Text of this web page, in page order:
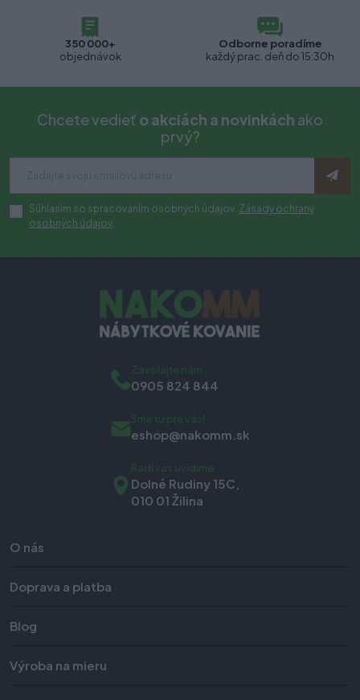
350 000+
objednávok
Odborne poradíme
každý prac. deň do 15:30h
Chcete vedieť o akciách a novinkách ako
prvý?
Súhlasím so spracovaním osobných údajov. Zásady ochrany
osobných údajov.
O nás
Doprava a platba
Blog
Výroba na mieru
Zavolajte nám
0905 824 844
Sme tu pre vás!
eshop@nakomm.sk
Radi vás uvidíme
Dolné Rudiny 15C,
010 01 Žilina